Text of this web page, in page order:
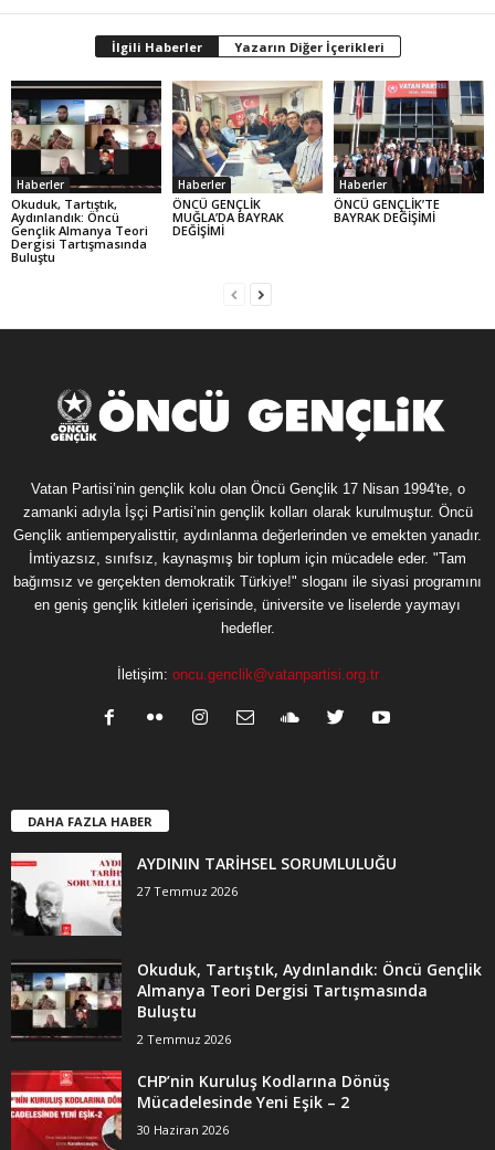
İlgili Haberler Yazarın Diğer İçerikleri
Haberler
Okuduk, Tartıştık,
Aydınlandık: Öncü
Gençlik Almanya Teori
Dergisi Tartışmasında
Buluştu
Haberler
ÖNCÜ GENÇLİK
MUĞLA’DA BAYRAK
DEĞİŞİMİ
Haberler
ÖNCÜ GENÇLİK’TE
BAYRAK DEĞİŞİMİ
Vatan Partisi’nin gençlik kolu olan Öncü Gençlik 17 Nisan 1994'te, o
zamanki adıyla İşçi Partisi’nin gençlik kolları olarak kurulmuştur. Öncü
Gençlik antiemperyalisttir, aydınlanma değerlerinden ve emekten yanadır.
İmtiyazsız, sınıfsız, kaynaşmış bir toplum için mücadele eder. "Tam
bağımsız ve gerçekten demokratik Türkiye!" sloganı ile siyasi programını
en geniş gençlik kitleleri içerisinde, üniversite ve liselerde yaymayı
hedefler.
İletişim: oncu.genclik@vatanpartisi.org.tr
DAHA FAZLA HABER
AYDININ TARİHSEL SORUMLULUĞU
27 Temmuz 2026
Okuduk, Tartıştık, Aydınlandık: Öncü Gençlik
Almanya Teori Dergisi Tartışmasında
Buluştu
2 Temmuz 2026
CHP’nin Kuruluş Kodlarına Dönüş
Mücadelesinde Yeni Eşik – 2
30 Haziran 2026